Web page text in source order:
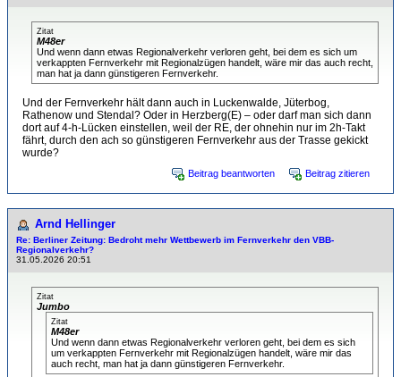
Zitat
M48er
Und wenn dann etwas Regionalverkehr verloren geht, bei dem es sich um
verkappten Fernverkehr mit Regionalzügen handelt, wäre mir das auch recht,
man hat ja dann günstigeren Fernverkehr.
Und der Fernverkehr hält dann auch in Luckenwalde, Jüterbog,
Rathenow und Stendal? Oder in Herzberg(E) – oder darf man sich dann
dort auf 4-h-Lücken einstellen, weil der RE, der ohnehin nur im 2h-Takt
fährt, durch den ach so günstigeren Fernverkehr aus der Trasse gekickt
wurde?
Beitrag beantworten Beitrag zitieren
Arnd Hellinger
Re: Berliner Zeitung: Bedroht mehr Wettbewerb im Fernverkehr den VBB-
Regionalverkehr?
31.05.2026 20:51
Zitat
Jumbo
Zitat
M48er
Und wenn dann etwas Regionalverkehr verloren geht, bei dem es sich
um verkappten Fernverkehr mit Regionalzügen handelt, wäre mir das
auch recht, man hat ja dann günstigeren Fernverkehr.